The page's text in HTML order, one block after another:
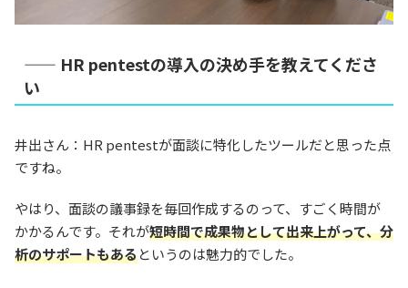
—— HR pentestの導入の決め手を教えてくださ
い
井出さん：HR pentestが面談に特化したツールだと思った点
ですね。
やはり、面談の議事録を毎回作成するのって、すごく時間が
かかるんです。それが短時間で成果物として出来上がって、分
析のサポートもあるというのは魅力的でした。